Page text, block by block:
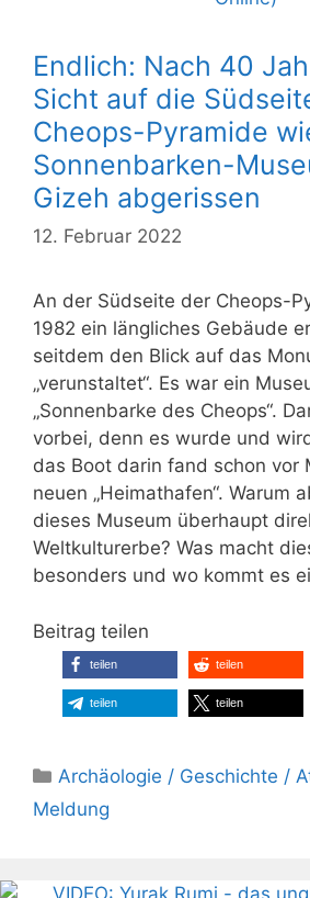
Endlich: Nach 40
Sicht auf die
Cheops-Pyramide
Sonnenbarken-
Gizeh abgerissen
12. Februar 2022
An der Südseite der Cheops-
1982 ein längliches Gebäude
seitdem den Blick auf das
„verunstaltet“. Es war ein
„Sonnenbarke des Cheops“.
vorbei, denn es wurde und
das Boot darin fand schon vor
neuen „Heimathafen“. Warum
dieses Museum überhaupt
Weltkulturerbe? Was macht
besonders und wo kommt es
Beitrag teilen
teilen teilen
teilen teilen
Kategorien
Archäologie / Geschichte /
Meldung